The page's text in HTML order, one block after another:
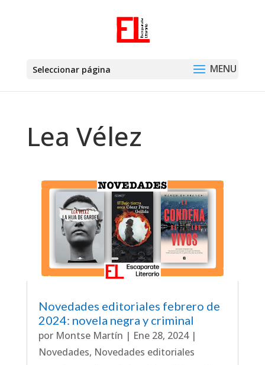
Seleccionar página
Lea Vélez
Novedades editoriales febrero de
2024: novela negra y criminal
por Montse Martín | Ene 28, 2024|
Novedades, Novedades editoriales